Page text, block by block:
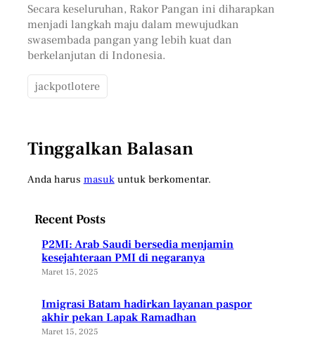
Secara keseluruhan, Rakor Pangan ini diharapkan
menjadi langkah maju dalam mewujudkan
swasembada pangan yang lebih kuat dan
berkelanjutan di Indonesia.
jackpotlotere
Tinggalkan Balasan
Anda harus masukuntuk berkomentar.
Recent Posts
P2MI: Arab Saudi bersedia menjamin
kesejahteraan PMI di negaranya
Maret 15, 2025
Imigrasi Batam hadirkan layanan paspor
akhir pekan Lapak Ramadhan
Maret 15, 2025